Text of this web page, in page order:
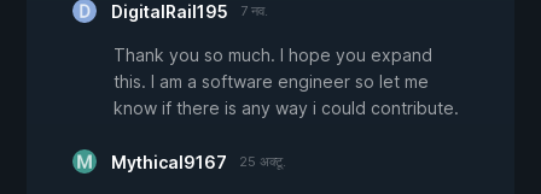
DigitalRail195 7 नव.
Thank you so much. I hope you expand
this. I am a software engineer so let me
know if there is any way i could contribute.
Mythical9167 25 अक्टू.